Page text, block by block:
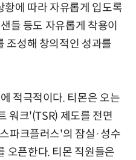
황에 따라 자유롭게 입도록
들 등도 자유롭게 착용이
조성해 창의적인 성과를
적극적이다. 티몬은 오는
워크'(TSR) 제도를 전면
파크플러스'의 잠실·성수
오픈한다. 티몬 직원들은